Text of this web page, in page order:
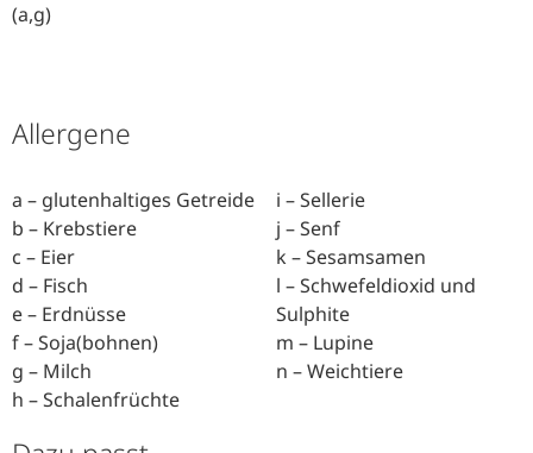
(a,g)
Allergene
a – glutenhaltiges Getreide
b – Krebstiere
c – Eier
d – Fisch
e – Erdnüsse
f – Soja(bohnen)
g – Milch
h – Schalenfrüchte
i – Sellerie
j – Senf
k – Sesamsamen
l – Schwefeldioxid und
Sulphite
m – Lupine
n – Weichtiere